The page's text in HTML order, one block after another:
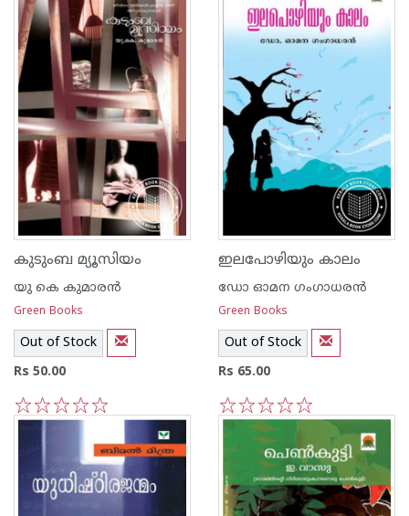
കുടുംബ മ്യൂസിയം
യു കെ കുമാരന്‍
Green Books
Out of Stock
Rs 50.00
4
3
2
1
ഇലപോഴിയും കാലം
ഡോ ഓമന ഗംഗാധരന്‍
Green Books
Out of Stock
Rs 65.00
5
4
3
2
1